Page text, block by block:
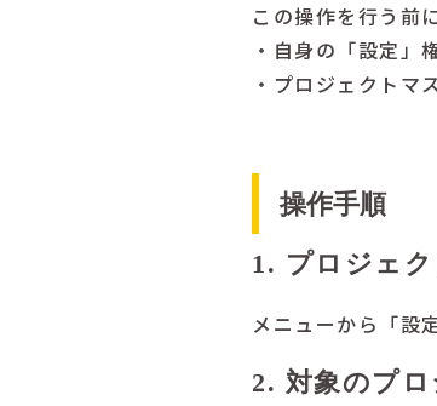
この操作を行う前
・自身の「設定」
・プロジェクトマ
操作手順
1. プロジェク
メニューから「設
2. 対象のプ